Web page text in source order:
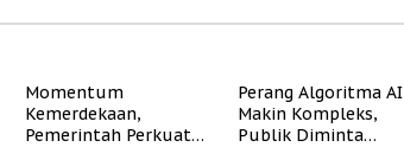
Momentum
Kemerdekaan,
Pemerintah Perkuat
Perang Algoritma AI
Makin Kompleks,
Publik Diminta